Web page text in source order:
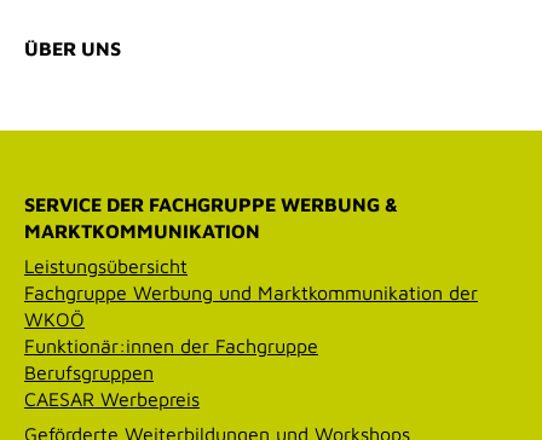
ÜBER UNS
SERVICE DER FACHGRUPPE WERBUNG &
MARKTKOMMUNIKATION
Leistungsübersicht
Fachgruppe Werbung und Marktkommunikation der
WKOÖ
Funktionär:innen der Fachgruppe
Berufsgruppen
CAESAR Werbepreis
Geförderte Weiterbildungen und Workshops